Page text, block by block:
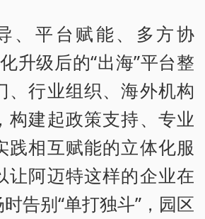
、平台赋能、多方协
升级后的“出海”平台整
、行业组织、海外机构
构建起政策支持、专业
践相互赋能的立体化服
让阿迈特这样的企业在
告别“单打独斗”，园区